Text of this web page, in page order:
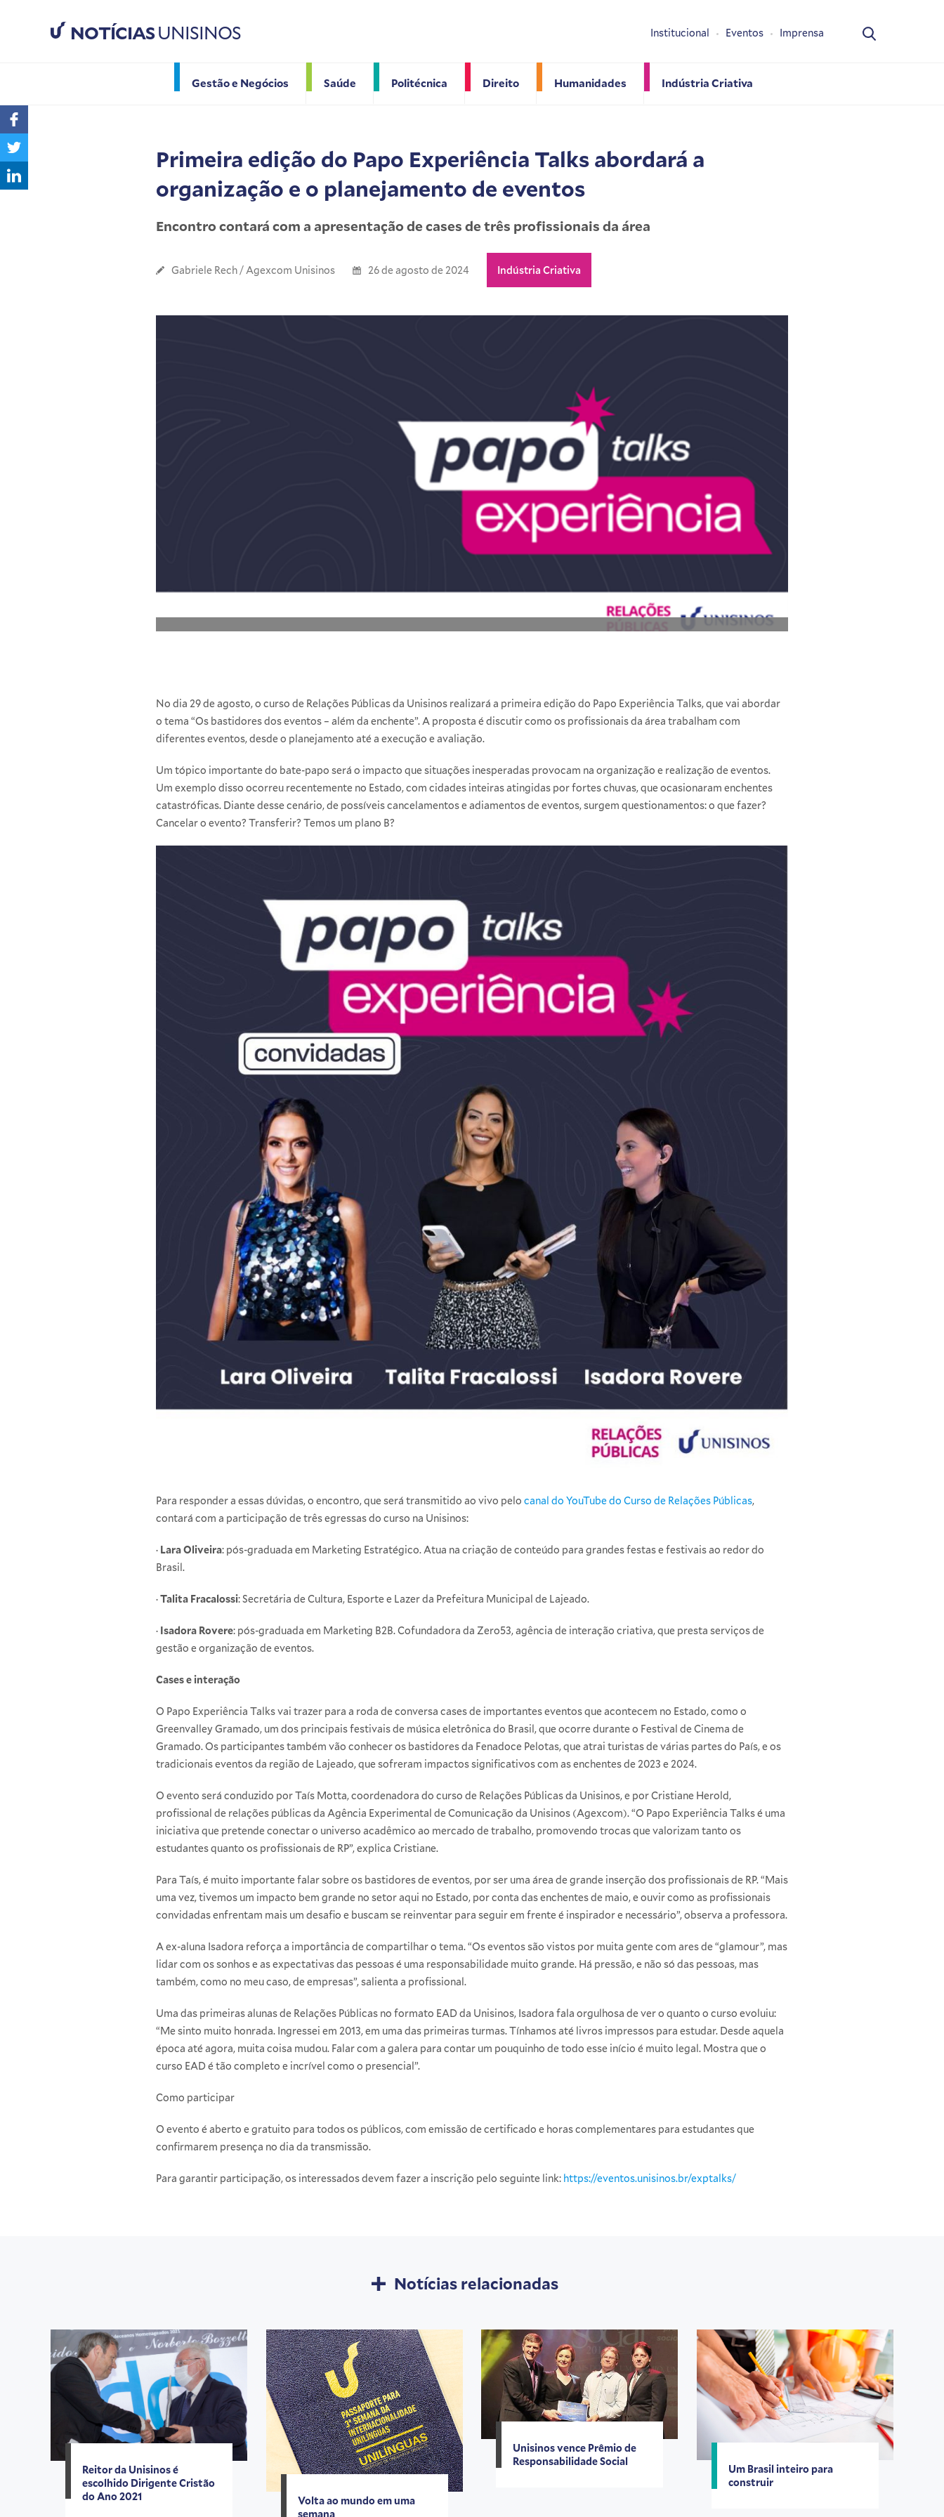
NOTÍCIASUNISINOS
Gestão e Negócios Saúde Politécnica Direito Humanidades Indústria Criativa
Institucional Eventos Imprensa
Primeira edição do Papo Experiência Talks abordará a
organização e o planejamento de eventos
Encontro contará com a apresentação de cases de três profissionais da área
Gabriele Rech / Agexcom Unisinos 26 de agosto de 2024 Indústria Criativa
No dia 29 de agosto, o curso de Relações Públicas da Unisinos realizará a primeira edição do Papo Experiência Talks, que vai abordar
o tema “Os bastidores dos eventos – além da enchente”. A proposta é discutir como os profissionais da área trabalham com
diferentes eventos, desde o planejamento até a execução e avaliação.
Um tópico importante do bate-papo será o impacto que situações inesperadas provocam na organização e realização de eventos.
Um exemplo disso ocorreu recentemente no Estado, com cidades inteiras atingidas por fortes chuvas, que ocasionaram enchentes
catastróficas. Diante desse cenário, de possíveis cancelamentos e adiamentos de eventos, surgem questionamentos: o que fazer?
Cancelar o evento? Transferir? Temos um plano B?
Para responder a essas dúvidas, o encontro, que será transmitido ao vivo pelo canal do YouTube do Curso de Relações Públicas,
contará com a participação de três egressas do curso na Unisinos:
· Lara Oliveira: pós-graduada em Marketing Estratégico. Atua na criação de conteúdo para grandes festas e festivais ao redor do
Brasil.
·Talita Fracalossi: Secretária de Cultura, Esporte e Lazer da Prefeitura Municipal de Lajeado.
· Isadora Rovere: pós-graduada em Marketing B2B. Cofundadora da Zero53, agência de interação criativa, que presta serviços de
gestão e organização de eventos.
Cases e interação
O Papo Experiência Talks vai trazer para a roda de conversa cases de importantes eventos que acontecem no Estado, como o
Greenvalley Gramado, um dos principais festivais de música eletrônica do Brasil, que ocorre durante o Festival de Cinema de
Gramado. Os participantes também vão conhecer os bastidores da Fenadoce Pelotas, que atrai turistas de várias partes do País, e os
tradicionais eventos da região de Lajeado, que sofreram impactos significativos com as enchentes de 2023 e 2024.
O evento será conduzido por Taís Motta, coordenadora do curso de Relações Públicas da Unisinos, e por Cristiane Herold,
profissional de relações públicas da Agência Experimental de Comunicação da Unisinos (Agexcom). “O Papo Experiência Talks é uma
iniciativa que pretende conectar o universo acadêmico ao mercado de trabalho, promovendo trocas que valorizam tanto os
estudantes quanto os profissionais de RP”, explica Cristiane.
Para Taís, é muito importante falar sobre os bastidores de eventos, por ser uma área de grande inserção dos profissionais de RP. “Mais
uma vez, tivemos um impacto bem grande no setor aqui no Estado, por conta das enchentes de maio, e ouvir como as profissionais
convidadas enfrentam mais um desafio e buscam se reinventar para seguir em frente é inspirador e necessário”, observa a professora.
A ex-aluna Isadora reforça a importância de compartilhar o tema. “Os eventos são vistos por muita gente com ares de “glamour”, mas
lidar com os sonhos e as expectativas das pessoas é uma responsabilidade muito grande. Há pressão, e não só das pessoas, mas
também, como no meu caso, de empresas”, salienta a profissional.
Uma das primeiras alunas de Relações Públicas no formato EAD da Unisinos, Isadora fala orgulhosa de ver o quanto o curso evoluiu:
“Me sinto muito honrada. Ingressei em 2013, em uma das primeiras turmas. Tínhamos até livros impressos para estudar. Desde aquela
época até agora, muita coisa mudou. Falar com a galera para contar um pouquinho de todo esse início é muito legal. Mostra que o
curso EAD é tão completo e incrível como o presencial”.
Como participar
O evento é aberto e gratuito para todos os públicos, com emissão de certificado e horas complementares para estudantes que
confirmarem presença no dia da transmissão.
Para garantir participação, os interessados devem fazer a inscrição pelo seguinte link: https://eventos.unisinos.br/exptalks/
Notícias relacionadas
Reitor da Unisinos é
escolhido Dirigente Cristão
do Ano 2021
Volta ao mundo em uma
semana
Unisinos vence Prêmio de
Responsabilidade Social
Um Brasil inteiro para
construir